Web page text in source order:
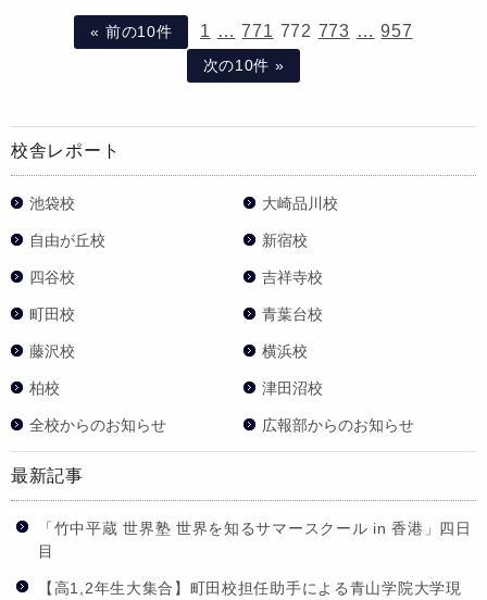
« 前の10件 1 … 771 772 773 … 957
次の10件 »
校舎レポート
池袋校 大崎品川校
自由が丘校 新宿校
四谷校 吉祥寺校
町田校 青葉台校
藤沢校 横浜校
柏校 津田沼校
全校からのお知らせ 広報部からのお知らせ
最新記事
「竹中平蔵 世界塾 世界を知るサマースクール in 香港」四日
目
【高1,2年生大集合】町田校担任助手による青山学院大学現